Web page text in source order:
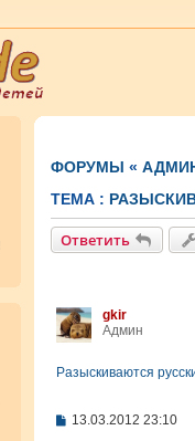
ФОРУМЫ «
ТЕМА :
Ответить
gkir
Админ
Разыскиваются
С13.03.2012 23:10